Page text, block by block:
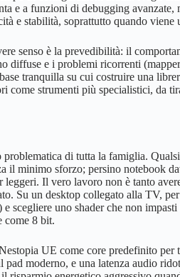
e a funzioni di debugging avanzate,
e stabilità, soprattutto quando
senso è la prevedibilità: il
diffuse e i problemi ricorrenti
tranquilla su cui costruire una
come strumenti più specialistici, da
di tutta la famiglia.
il minimo sforzo; persino notebook
Il vero lavoro non è tanto
Su un desktop collegato alla TV,
scegliere uno shader che non
come 8 bit.
UE come core predefinito
moderno, e una latenza audio